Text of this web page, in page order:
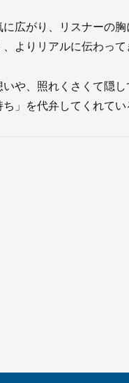
広がり、リスナーの
よりリアルに伝わって
や、照れくさくて隠
」を代弁してくれて